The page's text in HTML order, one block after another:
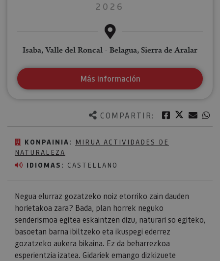
COMPARTIR: Facebook
Twitter
KONPAINIA:
MIRUA ACTIVIDADES DE
NATURALEZA
IDIOMAS: CASTELLANO
Negua elurraz gozatzeko noiz etorriko zain dauden
horietakoa zara? Bada, plan horrek neguko
senderismoa egitea eskaintzen dizu, naturari so egiteko,
basoetan barna ibiltzeko eta ikuspegi ederrez
gozatzeko aukera bikaina. Ez da beharrezkoa
esperientzia izatea. Gidariek emango dizkizuete
2026
Isaba, Valle del Roncal - Belagua, Sierra de Aralar
Más información